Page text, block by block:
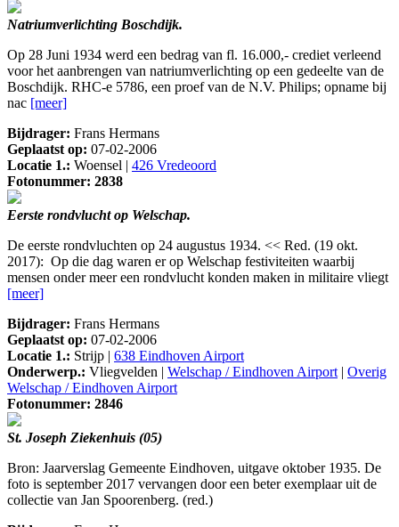
Natriumverlichting Boschdijk.
Op 28 Juni 1934 werd een bedrag van fl. 16.000,- crediet verleend
voor het aanbrengen van natriumverlichting op een gedeelte van de
Boschdijk. RHC-e 5786, een proef van de N.V. Philips; opname bij
nac [meer]
Bijdrager: Frans Hermans
Geplaatst op: 07-02-2006
Locatie 1.: Woensel | 426 Vredeoord
Fotonummer: 2838
Eerste rondvlucht op Welschap.
De eerste rondvluchten op 24 augustus 1934. << Red. (19 okt.
2017): Op die dag waren er op Welschap festiviteiten waarbij
mensen onder meer een rondvlucht konden maken in militaire vliegt
[meer]
Bijdrager: Frans Hermans
Geplaatst op: 07-02-2006
Locatie 1.: Strijp | 638 Eindhoven Airport
Onderwerp.: Vliegvelden | Welschap / Eindhoven Airport | Overig
Welschap / Eindhoven Airport
Fotonummer: 2846
St. Joseph Ziekenhuis (05)
Bron: Jaarverslag Gemeente Eindhoven, uitgave oktober 1935. De
foto is september 2017 vervangen door een beter exemplaar uit de
collectie van Jan Spoorenberg. (red.)